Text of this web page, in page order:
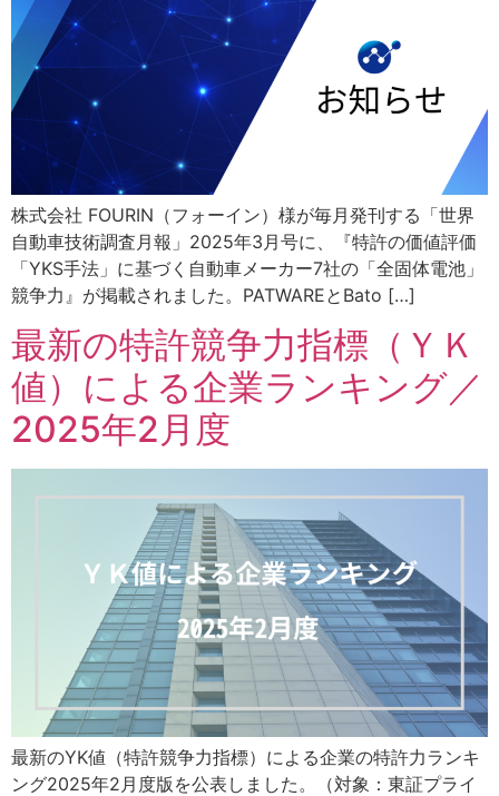
株式会社 FOURIN（フォーイン）様が毎月発刊する「世界
自動車技術調査月報」2025年3月号に、『特許の価値評価
「YKS手法」に基づく自動車メーカー7社の「全固体電池」
競争力』が掲載されました。PATWAREとBato […]
最新の特許競争力指標（ＹＫ
値）による企業ランキング／
2025年2月度
最新のYK値（特許競争力指標）による企業の特許力ランキ
ング2025年2月度版を公表しました。（対象：東証プライ